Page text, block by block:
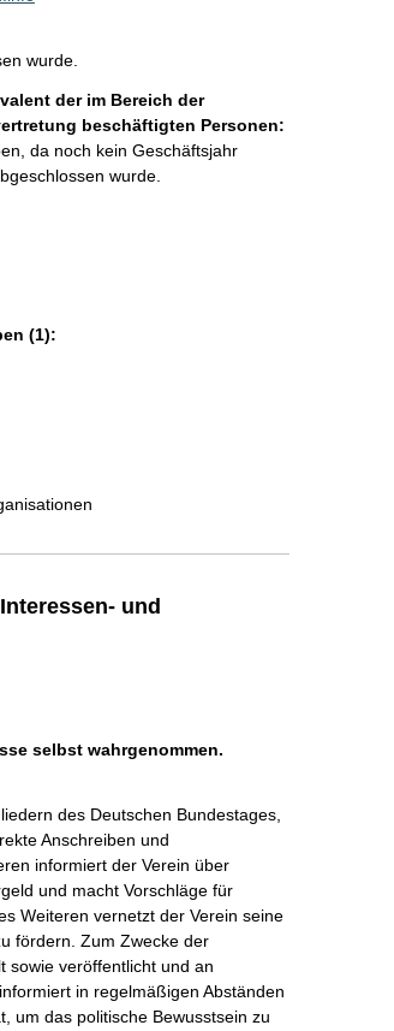
wurde.
der im Bereich der
beschäftigten Personen:
da noch kein Geschäftsjahr
wurde.
(1):
und
selbst wahrgenommen.
des Deutschen Bundestages,
Anschreiben und
informiert der Verein über
und macht Vorschläge für
Weiteren vernetzt der Verein seine
fördern. Zum Zwecke der
sowie veröffentlicht und an
in regelmäßigen Abständen
um das politische Bewusstsein zu